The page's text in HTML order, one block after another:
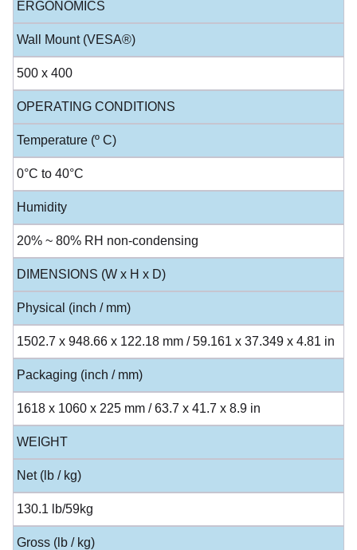
ERGONOMICS
Wall Mount (VESA®)
500 x 400
OPERATING CONDITIONS
Temperature (º C)
0°C to 40°C
Humidity
20% ~ 80% RH non-condensing
DIMENSIONS (W x H x D)
Physical (inch / mm)
1502.7 x 948.66 x 122.18 mm / 59.161 x 37.349 x 4.81 in
Packaging (inch / mm)
1618 x 1060 x 225 mm / 63.7 x 41.7 x 8.9 in
WEIGHT
Net (lb / kg)
130.1 lb/59kg
Gross (lb / kg)